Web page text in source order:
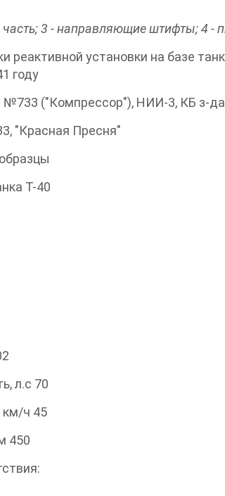
часть; 3 - направляющие штифты; 4 -
реактивной установки на базе
году
№733 ("Компрессор"), НИИ-3, КБ з-
"Красная Пресня"
Т-40
л.с 70
км/ч 45
450